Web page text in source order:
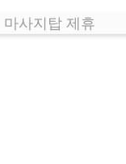
마사지탑 제휴